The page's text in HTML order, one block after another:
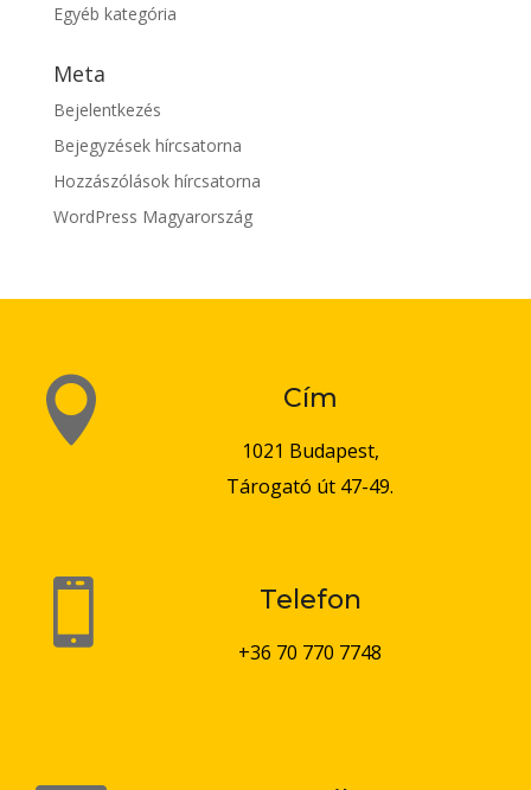
Egyéb kategória
Meta
Bejelentkezés
Bejegyzések hírcsatorna
Hozzászólások hírcsatorna
WordPress Magyarország
 Cím
1021 Budapest,
Tárogató út 47-49.
 Telefon
+36 70 770 7748